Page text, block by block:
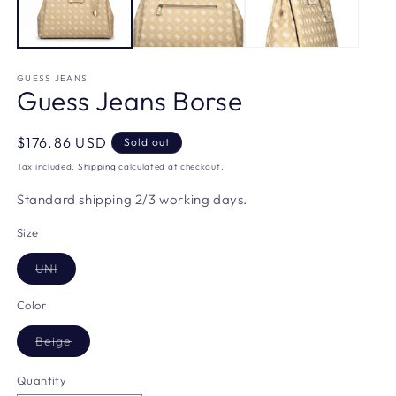
GUESS JEANS
Guess Jeans Borse
Regular
price
$176.86 USD Sold out
Tax included. Shipping calculated at checkout.
Standard shipping 2/3 working days.
Size
UNIVariant
sold
Color
BeigeVariant
sold
Quantity